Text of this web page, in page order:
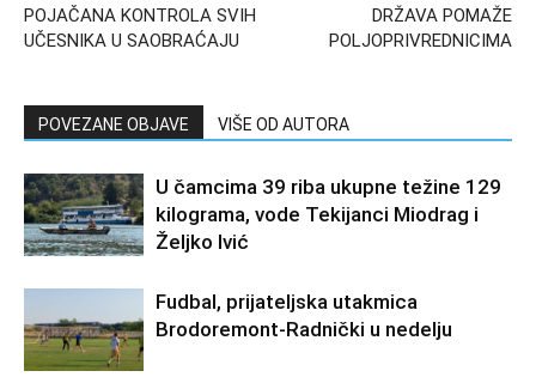
POJAČANA KONTROLA SVIH
UČESNIKA U SAOBRAĆAJU
DRŽAVA POMAŽE
POLJOPRIVREDNICIMA
POVEZANE OBJAVE VIŠE OD AUTORA
U čamcima 39 riba ukupne težine 129
kilograma, vode Tekijanci Miodrag i
Željko Ivić
Fudbal, prijateljska utakmica
Brodoremont-Radnički u nedelju